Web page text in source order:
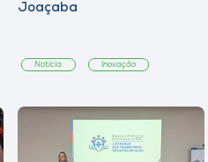
Joaçaba
Notícia Inovação